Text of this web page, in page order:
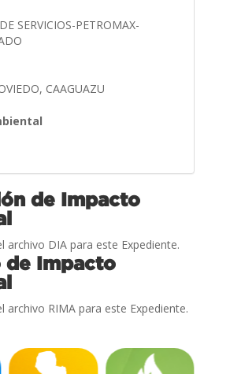
SERVICIOS-PETROMAX-
CAAGUAZU
de Impacto
archivo DIA para este Expediente.
de Impacto
archivo RIMA para este Expediente.